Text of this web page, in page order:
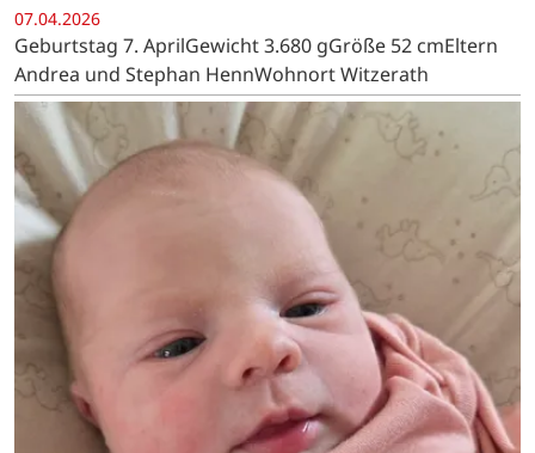
07.04.2026
Geburtstag 7. AprilGewicht 3.680 gGröße 52 cmEltern
Andrea und Stephan HennWohnort Witzerath